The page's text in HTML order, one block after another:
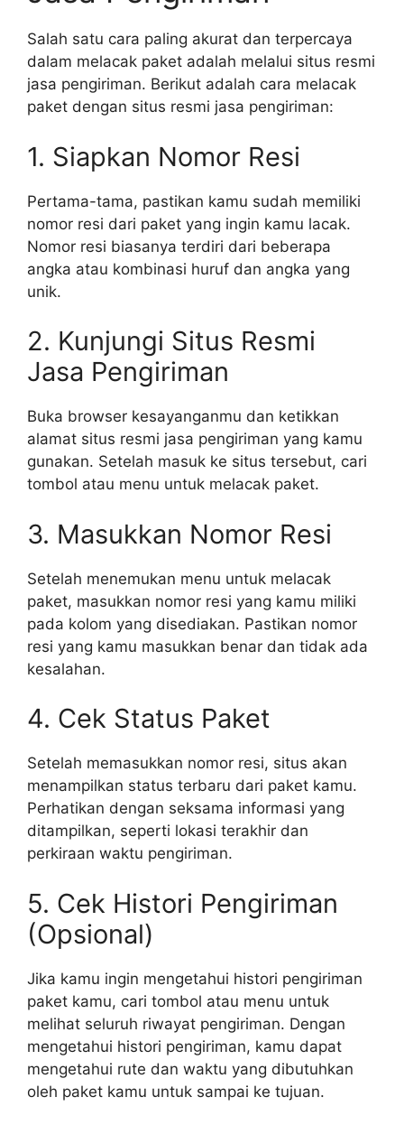
Salah satu cara paling akurat dan terpercaya
dalam melacak paket adalah melalui situs resmi
jasa pengiriman. Berikut adalah cara melacak
paket dengan situs resmi jasa pengiriman:
1. Siapkan Nomor Resi
Pertama-tama, pastikan kamu sudah memiliki
nomor resi dari paket yang ingin kamu lacak.
Nomor resi biasanya terdiri dari beberapa
angka atau kombinasi huruf dan angka yang
unik.
2. Kunjungi Situs Resmi
Jasa Pengiriman
Buka browser kesayanganmu dan ketikkan
alamat situs resmi jasa pengiriman yang kamu
gunakan. Setelah masuk ke situs tersebut, cari
tombol atau menu untuk melacak paket.
3. Masukkan Nomor Resi
Setelah menemukan menu untuk melacak
paket, masukkan nomor resi yang kamu miliki
pada kolom yang disediakan. Pastikan nomor
resi yang kamu masukkan benar dan tidak ada
kesalahan.
4. Cek Status Paket
Setelah memasukkan nomor resi, situs akan
menampilkan status terbaru dari paket kamu.
Perhatikan dengan seksama informasi yang
ditampilkan, seperti lokasi terakhir dan
perkiraan waktu pengiriman.
5. Cek Histori Pengiriman
(Opsional)
Jika kamu ingin mengetahui histori pengiriman
paket kamu, cari tombol atau menu untuk
melihat seluruh riwayat pengiriman. Dengan
mengetahui histori pengiriman, kamu dapat
mengetahui rute dan waktu yang dibutuhkan
oleh paket kamu untuk sampai ke tujuan.